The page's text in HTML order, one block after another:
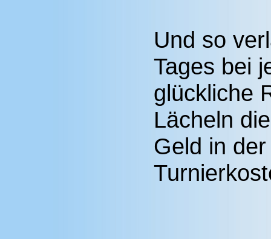
Und so
Tages bei
glückliche
Lächeln
Geld in